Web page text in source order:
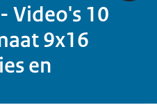
Video's 10
9x16
en